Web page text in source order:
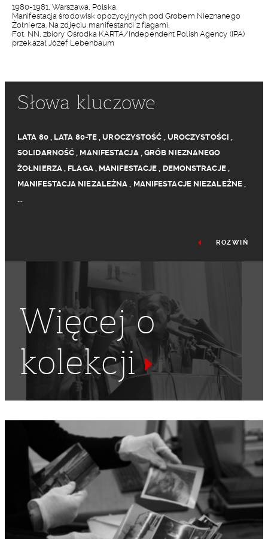
1980-1981, Warszawa, Polska.
Manifestacja środowisk opozycyjnych pod Grobem Nieznanego
Żołnierza. Na zdjęciu manifestanci z flagami.
Fot. NN, zbiory Ośrodka KARTA/Independent Polish Agency (IPA)
przekazał Józef Lebenbaum
Słowa kluczowe
LATA 80, LATA 80-TE ,UROCZYSTOŚĆ , UROCZYSTOŚCI ,
SOLIDARNOŚĆ , MANIFESTACJA, GRÓB NIEZNANEGO
ŻOŁNIERZA, FLAGA, MANIFESTACJE , DEMONSTRACJE,
MANIFESTACJA NIEZALEŻNA , MANIFESTACJE NIEZALEŻNE,
...
KARNAWAŁ SOLIDARNOŚCI ,
DEMONSTRACJA
SAMORZĄDNY ZWIĄZEK ZAWODOWY "SOLIDARNOŚĆ"
DEMONSTRACJA
NSZZ "SOLIDARNOŚĆ",
KONFEDERACJA POLSKI NIEPODLEGŁEJ,PLAC
PIŁSUDSKIEGO
PLAC ZWYCIĘSTWA
ROZWIŃ
Więcej o
kolekcji